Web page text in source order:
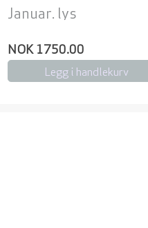
Januar. lys
NOK 1750.00
Legg i handlekurv